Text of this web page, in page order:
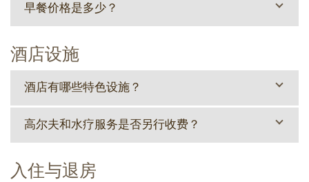
早餐价格是多少？
酒店设施
酒店有哪些特色设施？
高尔夫和水疗服务是否另行收费？
入住与退房